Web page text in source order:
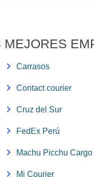
MEJORES
Carrasos
Contact courier
Cruz del Sur
FedEx Perú
Machu Picchu Cargo
Mi Courier